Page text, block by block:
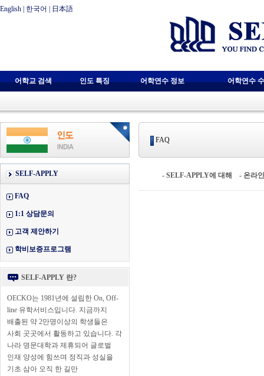
English 한국어 日本語
어학교 검색 인도 특징 어학연수 정보 어학연수
SELF-APPLY
FAQ
1:1 상담문의
고객 제안하기
학비보증프로그램
SELF-APPLY 란?
OECKO는 1981년에 설립한 On, Off-
line 유학서비스입니다. 지금까지
배출된 약 2만명이상의 학생들은
사회 곳곳에서 활동하고 있습니다. 각
나라 명문대학과 제휴되어 글로벌
인재 양성에 힘쓰며 정직과 성실을
기초 삼아 오직 한 길만
FAQ
- SELF-APPLY에 대해 - 온라